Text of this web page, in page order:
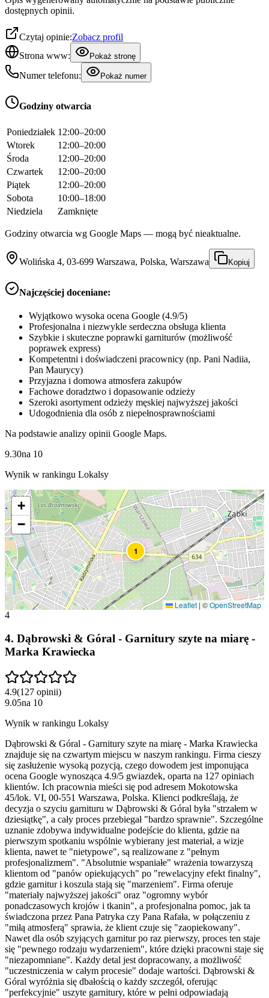
dostępnych opinii.
Czytaj opinie:Zobacz profil
Strona www:
Pokaż stronę
Numer telefonu: Pokaż numer
Godziny otwarcia
Poniedziałek 12:00–20:00
Wtorek
12:00–20:00
Środa
12:00–20:00
Czwartek
12:00–20:00
Piątek
12:00–20:00
Sobota
10:00–18:00
Niedziela
Zamknięte
Godziny otwarcia wg Google Maps — mogą być nieaktualne.
Wolińska 4, 03-699 Warszawa, Polska, Warszawa Kopiuj
Najczęściej doceniane:
Wyjątkowo wysoka ocena Google (4.9/5)
Profesjonalna i niezwykle serdeczna obsługa klienta
Szybkie i skuteczne poprawki garniturów (możliwość
poprawek express)
Kompetentni i doświadczeni pracownicy (np. Pani Nadiia,
Pan Maurycy)
Przyjazna i domowa atmosfera zakupów
Fachowe doradztwo i dopasowanie odzieży
Szeroki asortyment odzieży męskiej najwyższej jakości
Udogodnienia dla osób z niepełnosprawnościami
Na podstawie analizy opinii Google Maps.
9.30na 10
Wynik w rankingu Lokalsy
1
+
−
Leaflet | ©OpenStreetMap
4
4. Dąbrowski & Góral - Garnitury szyte na miarę -
Marka Krawiecka
4.9(127 opinii)
9.05na 10
Wynik w rankingu Lokalsy
Dąbrowski & Góral - Garnitury szyte na miarę - Marka Krawiecka
znajduje się na czwartym miejscu w naszym rankingu. Firma cieszy
się zasłużenie wysoką pozycją, czego dowodem jest imponująca
ocena Google wynosząca 4.9/5 gwiazdek, oparta na 127 opiniach
klientów. Ich pracownia mieści się pod adresem Mokotowska
45/lok. VI, 00-551 Warszawa, Polska. Klienci podkreślają, że
decyzja o szyciu garnituru w Dąbrowski & Góral była "strzałem w
dziesiątkę", a cały proces przebiegał "bardzo sprawnie". Szczególne
uznanie zdobywa indywidualne podejście do klienta, gdzie na
pierwszym spotkaniu wspólnie wybierany jest materiał, a wizje
klienta, nawet te "nietypowe", są realizowane z "pełnym
profesjonalizmem". "Absolutnie wspaniałe" wrażenia towarzyszą
klientom od "panów opiekujących" po "rewelacyjny efekt finalny",
gdzie garnitur i koszula stają się "marzeniem". Firma oferuje
"materiały najwyższej jakości" oraz "ogromny wybór
ponadczasowych krojów i tkanin", a profesjonalna pomoc, jak ta
świadczona przez Pana Patryka czy Pana Rafała, w połączeniu z
"miłą atmosferą" sprawia, że klient czuje się "zaopiekowany".
Nawet dla osób szyjących garnitur po raz pierwszy, proces ten staje
się "pewnego rodzaju wydarzeniem", które dzięki pracowni staje się
"niezapomniane". Każdy detal jest dopracowany, a możliwość
"uczestniczenia w całym procesie" dodaje wartości. Dąbrowski &
Góral wyróżnia się dbałością o każdy szczegół, oferując
"perfekcyjnie" uszyte garnitury, które w pełni odpowiadają